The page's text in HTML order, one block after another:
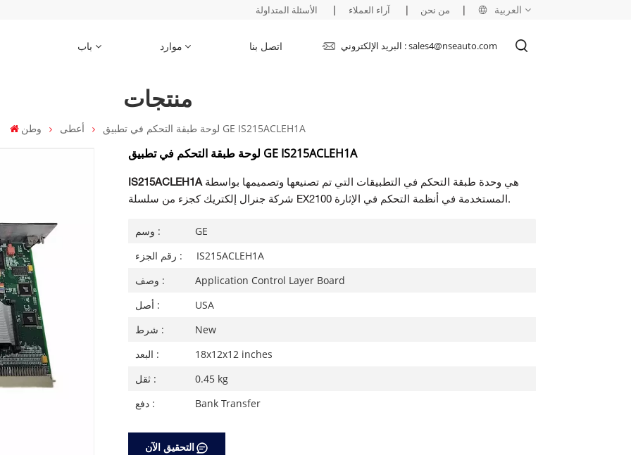
العربية
العربية
من نحن | آراء العملاء | الأسئلة المتداولة |
باب موارد اتصل بنا البريد الإلكتروني : sales4@nseauto.com
منتجات
وطن أعطى لوحة طبقة التحكم في تطبيق GE IS215ACLEH1A
لوحة طبقة التحكم في تطبيق GE IS215ACLEH1A
IS215ACLEH1A هي وحدة طبقة التحكم في التطبيقات التي تم تصنيعها وتصميمها بواسطة
شركة جنرال إلكتريك كجزء من سلسلة EX2100 المستخدمة في أنظمة التحكم في الإثارة.
وسم :
GE
رقم الجزء :
IS215ACLEH1A
وصف :
Application Control Layer Board
أصل :
USA
شرط :
New
البعد :
18x12x12 inches
ثقل :
0.45 kg
دفع :
Bank Transfer
التحقيق الآن